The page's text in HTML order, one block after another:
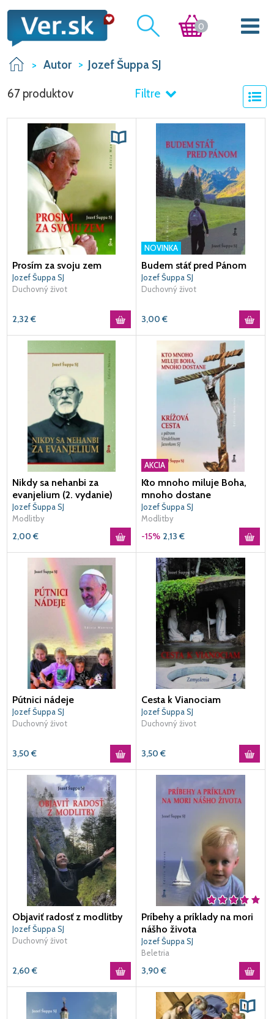
0
Autor Jozef Šuppa SJ
67 produktov Filtre
Prosím za svoju zem
Jozef Šuppa SJ
Duchovný život
2,32 €
NOVINKA
Budem stáť pred Pánom
Jozef Šuppa SJ
Duchovný život
3,00 €
Nikdy sa nehanbi za
evanjelium (2. vydanie)
Jozef Šuppa SJ
Modlitby
2,00 €
AKCIA
Kto mnoho miluje Boha,
mnoho dostane
Jozef Šuppa SJ
Modlitby
-15% 2,13 €
Pútnici nádeje
Jozef Šuppa SJ
Duchovný život
3,50 €
Cesta k Vianociam
Jozef Šuppa SJ
Duchovný život
3,50 €
Objaviť radosť z modlitby
Jozef Šuppa SJ
Duchovný život
2,60 €
Príbehy a príklady na mori
nášho života
Jozef Šuppa SJ
Beletria
3,90 €